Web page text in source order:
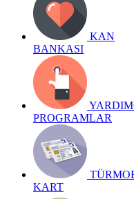
KAN
BANKASI
PROGRAMLAR
KART